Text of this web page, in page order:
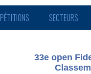
SECTEURS
33e open